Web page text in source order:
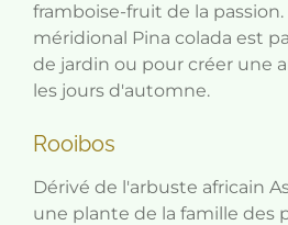
framboise-fruit de la
méridional Pina colada est
de jardin ou pour créer une
les jours d'automne.
Rooibos
Dérivé de l'arbuste africain
une plante de la famille des